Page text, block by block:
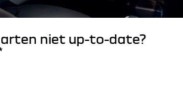
niet up-to-date?